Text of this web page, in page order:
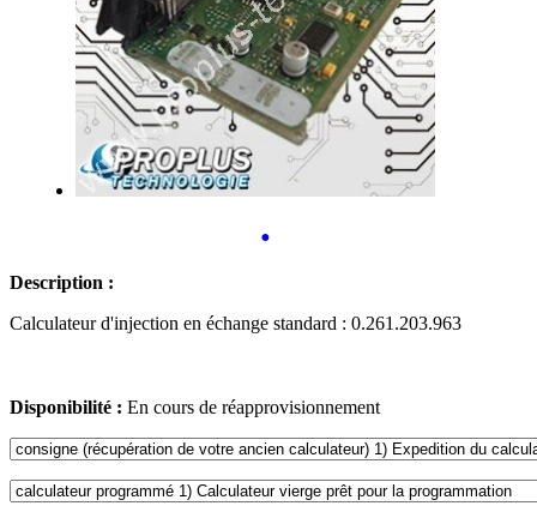
•
Description :
Calculateur d'injection en échange standard : 0.261.203.963
Disponibilité : En cours de réapprovisionnement